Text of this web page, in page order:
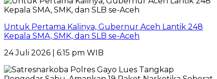
Untuk Pertama Kalinya, Gubernur Aceh Lantik 248
Kepala SMA, SMK, dan SLB se-Aceh
24 Juli 2026 | 6:15 pm WIB